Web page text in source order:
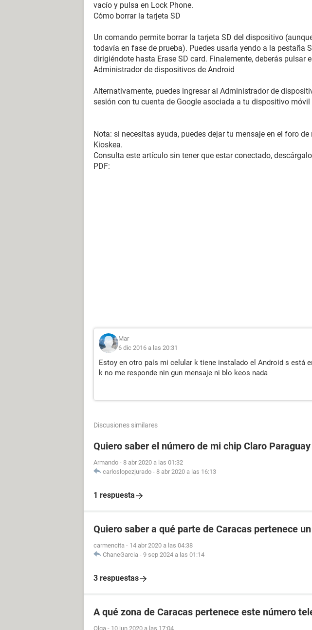
vacío y pulsa en Lock Phone.
Cómo borrar la tarjeta SD
Un comando permite borrar la tarjeta SD del dispositivo
todavía en fase de prueba). Puedes usarla yendo a la pestaña
dirigiéndote hasta Erase SD card. Finalemente, deberás pulsar
Administrador de dispositivos de Android
Alternativamente, puedes ingresar al Administrador de
sesión con tu cuenta de Google asociada a tu dispositivo móvil
Nota: si necesitas ayuda, puedes dejar tu mensaje en el foro
Kioskea.
Consulta este artículo sin tener que estar conectado,
PDF:
Mar
6 dic 2016 a las 20:31
Estoy en otro país mi celular k tiene instalado el Android s está
k no me responde nin gun mensaje ni blo keos nada
Discusiones similares
Quiero saber el número de mi chip Claro Paraguay
Armando - 8 abr 2020 a las 01:32
carloslopezjurado - 8 abr 2020 a las 16:13
1 respuesta
Quiero saber a qué parte de Caracas pertenece
carmencita - 14 abr 2020 a las 04:38
ChaneGarcia - 9 sep 2024 a las 01:14
3 respuestas
A qué zona de Caracas pertenece este número
Olga - 10 jun 2020 a las 17:04